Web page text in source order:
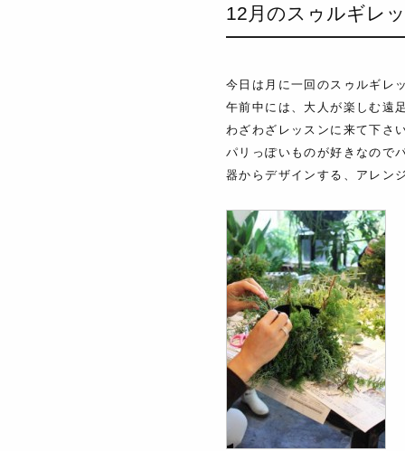
12月のスゥルギレ
今日は月に一回のスゥルギレ
午前中には、大人が楽しむ遠
わざわざレッスンに来て下さ
パリっぽいものが好きなので
器からデザインする、アレン